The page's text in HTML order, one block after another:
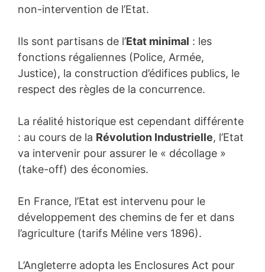
non-intervention de l’Etat.
Ils sont partisans de l’Etat minimal : les
fonctions régaliennes (Police, Armée,
Justice), la construction d’édifices publics, le
respect des règles de la concurrence.
La réalité historique est cependant différente
: au cours de la Révolution Industrielle, l’Etat
va intervenir pour assurer le « décollage »
(take-off) des économies.
En France, l’Etat est intervenu pour le
développement des chemins de fer et dans
l’agriculture (tarifs Méline vers 1896).
L’Angleterre adopta les Enclosures Act pour